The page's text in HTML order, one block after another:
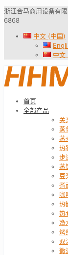
浙江合马商用设备有
6868
中文 (中国)
中文
首页
全部产品
关
蒸
蒸
热
步
蒸
豆
煮
咖
热
热
净
烤
双
微